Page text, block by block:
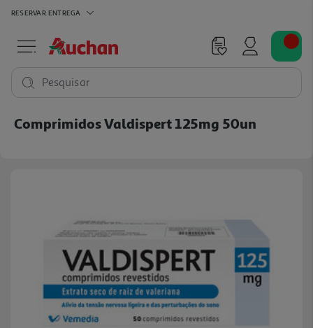
RESERVAR ENTREGA
Pesquisar
Comprimidos Valdispert 125mg 50un